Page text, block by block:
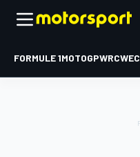
FORMULE 1MOTOGPWRCWEC